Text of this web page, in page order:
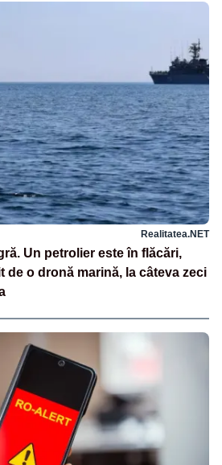
Realitatea.NET
Un petrolier este în flăcări,
de o dronă marină, la câteva zeci